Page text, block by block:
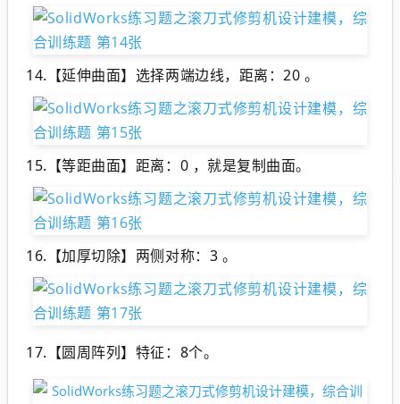
14.【延伸曲面】选择两端边线，距离：20 。
15.【等距曲面】距离：0 ，就是复制曲面。
16.【加厚切除】两侧对称：3 。
17.【圆周阵列】特征：8个。